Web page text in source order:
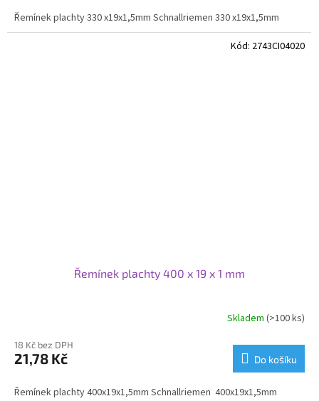
Řemínek plachty 330 x19x1,5mm Schnallriemen 330 x19x1,5mm
Řemínek plachty 400 x 19 x 1 mm
Skladem (>100 ks)
18 Kč bez DPH
21,78 Kč Do košíku
Řemínek plachty 400x19x1,5mm Schnallriemen 400x19x1,5mm
Kód: 2743CI04020